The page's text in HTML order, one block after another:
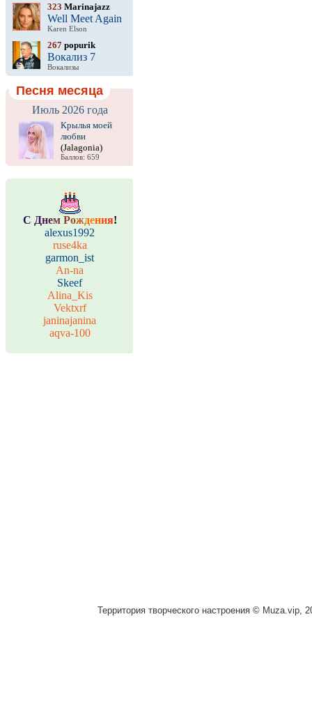
323 Marinajazz
Well Meet Again
Karen Elson
267 popurik
Вокализ 7
Вокализы
Песня месяца
Июль 2026 года
Крылья моей
любви
(Jalagonia)
Баллов: 659
С Днем Рождения!
alexus1992
ruse4ka
garmon_ist
An-na
Skeef
Alina_Kis
Vektxrf
janinajanina
aqva-100
Территория творческого настроения © Muza.vip,